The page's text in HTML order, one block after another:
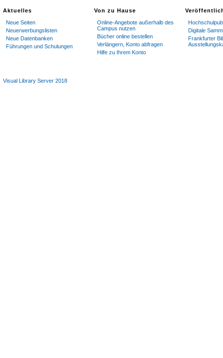
Aktuelles
Neue Seiten
Neuerwerbungslisten
Neue Datenbanken
Führungen und Schulungen
Von zu Hause
Online-Angebote außerhalb des
Campus nutzen
Bücher online bestellen
Verlängern, Konto abfragen
Hilfe zu Ihrem Konto
Digitale
Frankfurter
Visual Library Server 2018